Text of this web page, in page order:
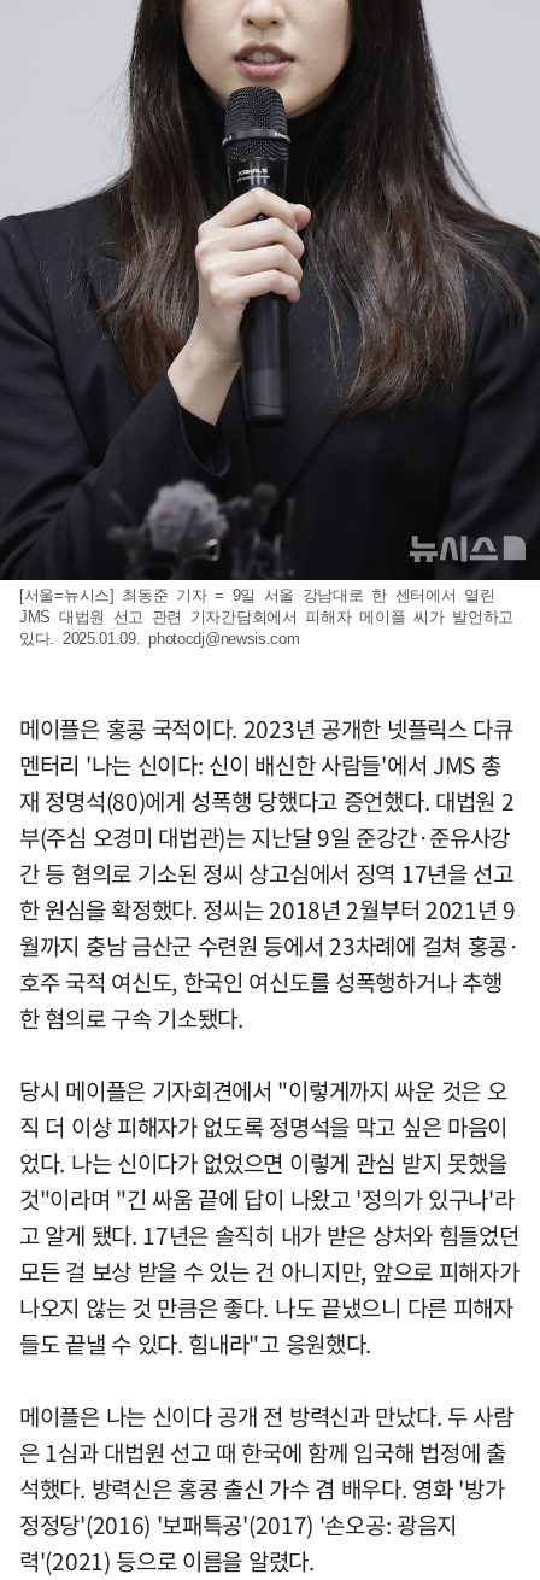
[서울=뉴시스] 최동준 기자 = 9일 서울 강남대로 한 센터에서 열린
JMS 대법원 선고 관련 기자간담회에서 피해자 메이플 씨가 발언하고
있다. 2025.01.09.photocdj@newsis.com
메이플은 홍콩 국적이다. 2023년 공개한 넷플릭스 다큐
멘터리 '나는 신이다: 신이 배신한 사람들'에서 JMS 총
재 정명석(80)에게 성폭행 당했다고 증언했다. 대법원 2
부(주심 오경미 대법관)는 지난달 9일 준강간·준유사강
간 등 혐의로 기소된 정씨 상고심에서 징역 17년을 선고
한 원심을 확정했다. 정씨는 2018년 2월부터 2021년 9
월까지 충남 금산군 수련원 등에서 23차례에 걸쳐 홍콩·
호주 국적 여신도, 한국인 여신도를 성폭행하거나 추행
한 혐의로 구속 기소됐다.
당시 메이플은 기자회견에서 "이렇게까지 싸운 것은 오
직 더 이상 피해자가 없도록 정명석을 막고 싶은 마음이
었다. 나는 신이다가 없었으면 이렇게 관심 받지 못했을
것"이라며 "긴 싸움 끝에 답이 나왔고 '정의가 있구나'라
고 알게 됐다. 17년은 솔직히 내가 받은 상처와 힘들었던
모든 걸 보상 받을 수 있는 건 아니지만, 앞으로 피해자가
나오지 않는 것 만큼은 좋다. 나도 끝냈으니 다른 피해자
들도 끝낼 수 있다. 힘내라"고 응원했다.
메이플은 나는 신이다 공개 전 방력신과 만났다. 두 사람
은 1심과 대법원 선고 때 한국에 함께 입국해 법정에 출
석했다. 방력신은 홍콩 출신 가수 겸 배우다. 영화 '방가
정정당'(2016) '보패특공'(2017) '손오공: 광음지
력'(2021) 등으로 이름을 알렸다.